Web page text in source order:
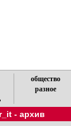
общество
разное
- архив